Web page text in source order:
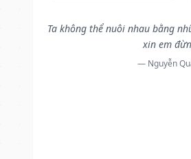
Ta không thể nuôi nhau bằng
xin em
— Nguyễn